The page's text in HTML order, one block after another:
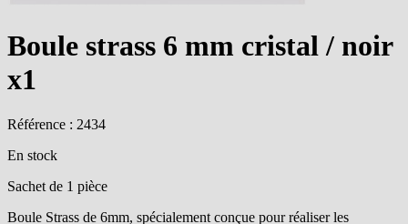
Boule strass 6 mm cristal / noir
x1
Référence : 2434
En stock
Sachet de 1 pièce
Boule Strass de 6mm, spécialement conçue pour réaliser les